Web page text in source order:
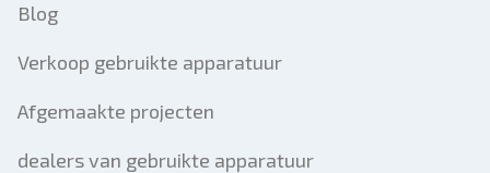
Blog
Verkoop gebruikte apparatuur
Afgemaakte projecten
dealers van gebruikte apparatuur